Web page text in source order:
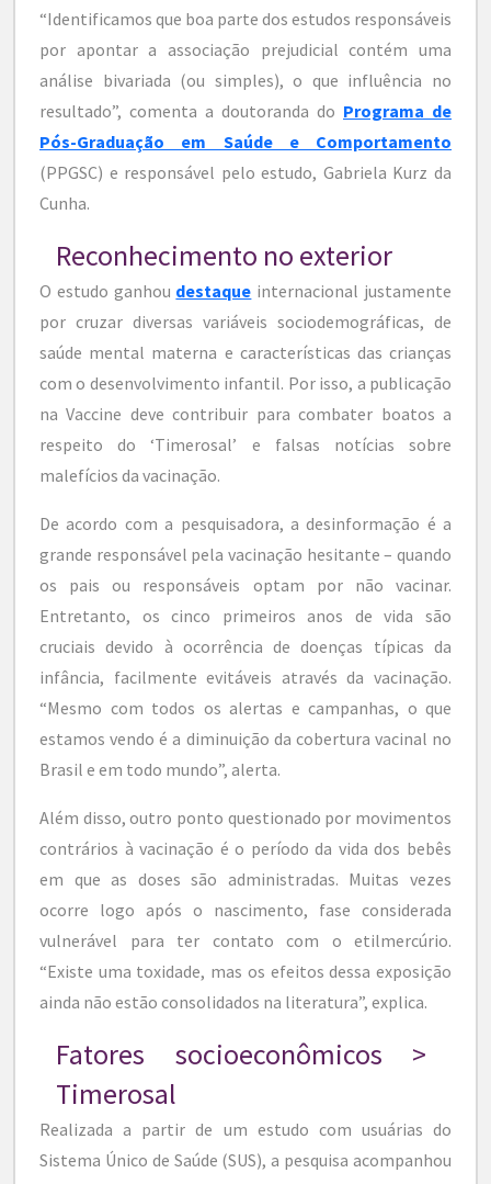
“Identificamos que boa parte dos estudos responsáveis
por apontar a associação prejudicial contém uma
análise bivariada (ou simples), o que influência no
resultado”, comenta a doutoranda do Programa de
Pós-Graduação em Saúde e Comportamento
(PPGSC) e responsável pelo estudo, Gabriela Kurz da
Cunha.
Reconhecimento no exterior
O estudo ganhou destaque internacional justamente
por cruzar diversas variáveis sociodemográficas, de
saúde mental materna e características das crianças
com o desenvolvimento infantil. Por isso, a publicação
na Vaccine deve contribuir para combater boatos a
respeito do ‘Timerosal’ e falsas notícias sobre
malefícios da vacinação.
De acordo com a pesquisadora, a desinformação é a
grande responsável pela vacinação hesitante – quando
os pais ou responsáveis optam por não vacinar.
Entretanto, os cinco primeiros anos de vida são
cruciais devido à ocorrência de doenças típicas da
infância, facilmente evitáveis através da vacinação.
“Mesmo com todos os alertas e campanhas, o que
estamos vendo é a diminuição da cobertura vacinal no
Brasil e em todo mundo”, alerta.
Além disso, outro ponto questionado por movimentos
contrários à vacinação é o período da vida dos bebês
em que as doses são administradas. Muitas vezes
ocorre logo após o nascimento, fase considerada
vulnerável para ter contato com o etilmercúrio.
“Existe uma toxidade, mas os efeitos dessa exposição
ainda não estão consolidados na literatura”, explica.
Fatores socioeconômicos >
Timerosal
Realizada a partir de um estudo com usuárias do
Sistema Único de Saúde (SUS), a pesquisa acompanhou